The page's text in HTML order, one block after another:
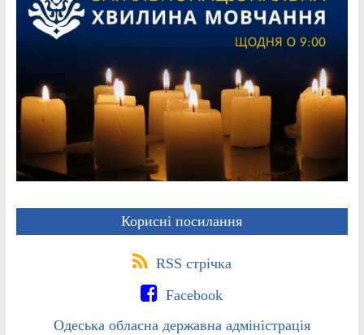
Корисні посилання
RSS стрічка
Facebook
Одеська обласна державна адміністрація